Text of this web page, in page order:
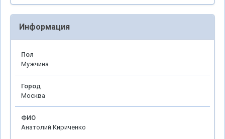
Информация
Пол
Мужчина
Город
Москва
ФИО
Анатолий Кириченко